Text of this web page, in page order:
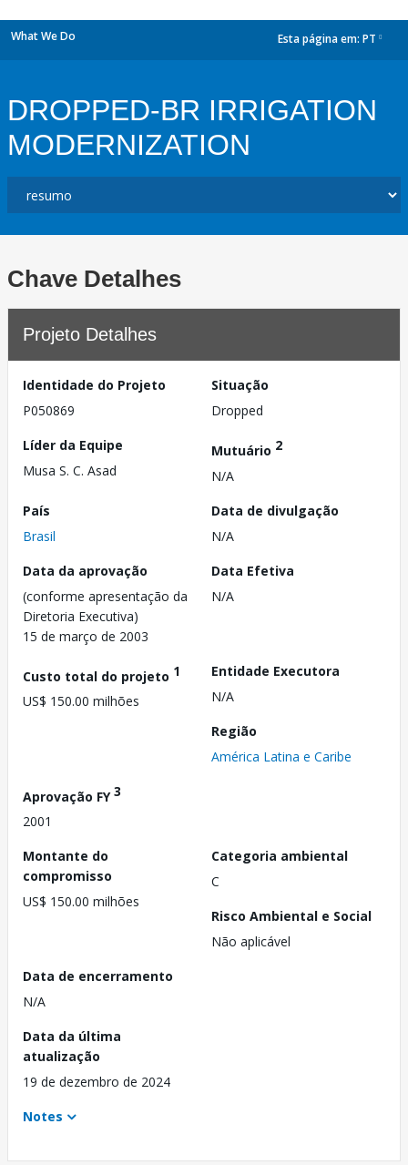
What We Do Esta página em: PT
DROPPED-BR IRRIGATION
MODERNIZATION
Chave Detalhes
Projeto Detalhes
Identidade do Projeto
P050869
Situação
Dropped
Líder da Equipe
Musa S. C. Asad
Mutuário 2
N/A
País
Brasil
Data de divulgação
N/A
Data da aprovação
(conforme apresentação da
Diretoria Executiva)
15 de março de 2003
Data Efetiva
N/A
Custo total do projeto 1
US$ 150.00 milhões
Entidade Executora
N/A
Região
América Latina e Caribe
Aprovação FY3
2001
Montante do
compromisso
US$ 150.00 milhões
Categoria ambiental
C
Risco Ambiental e Social
Não aplicável
Data de encerramento
N/A
Data da última
atualização
19 de dezembro de 2024
Notes